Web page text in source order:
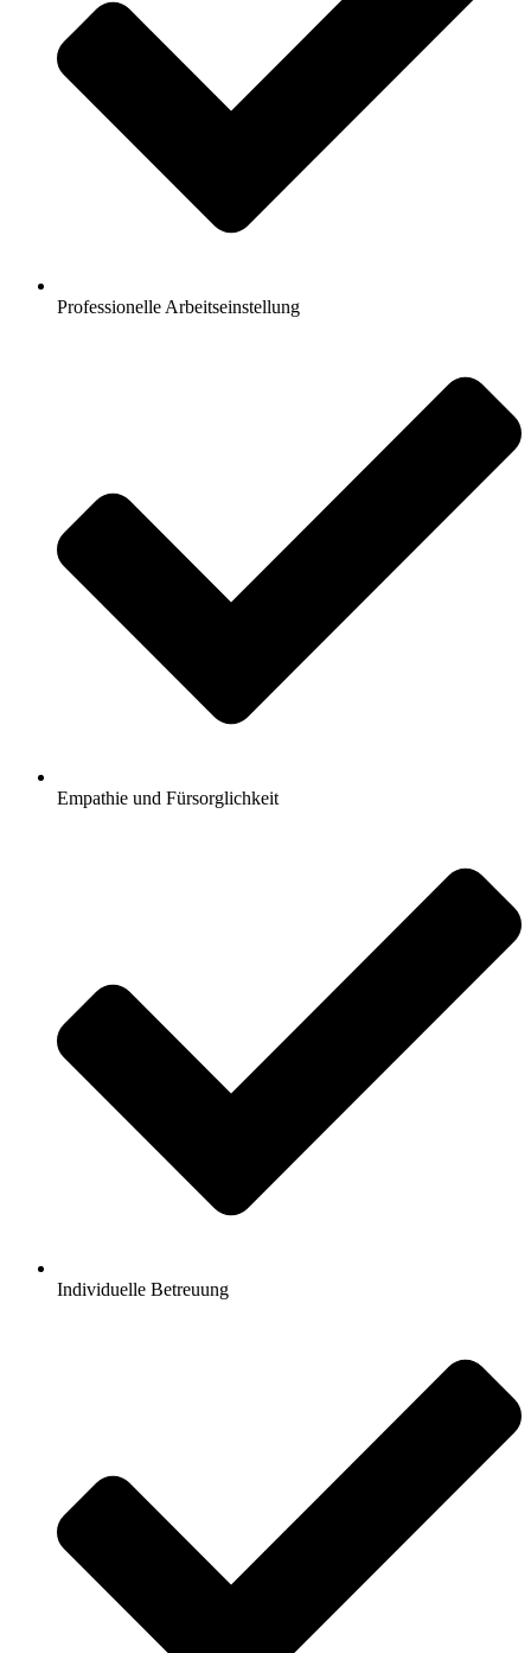
Professionelle Arbeitseinstellung
Empathie und Fürsorglichkeit
Individuelle Betreuung